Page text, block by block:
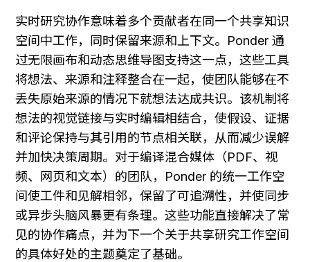
实时研究协作意味着多个贡献者在同一个共享知识
空间中工作，同时保留来源和上下文。Ponder 通
过无限画布和动态思维导图支持这一点，这些工具
将想法、来源和注释整合在一起，使团队能够在不
丢失原始来源的情况下就想法达成共识。该机制将
想法的视觉链接与实时编辑相结合，使假设、证据
和评论保持与其引用的节点相关联，从而减少误解
并加快决策周期。对于编译混合媒体（PDF、视
频、网页和文本）的团队，Ponder 的统一工作空
间使工件和见解相邻，保留了可追溯性，并使同步
或异步头脑风暴更有条理。这些功能直接解决了常
见的协作痛点，并为下一个关于共享研究工作空间
的具体好处的主题奠定了基础。